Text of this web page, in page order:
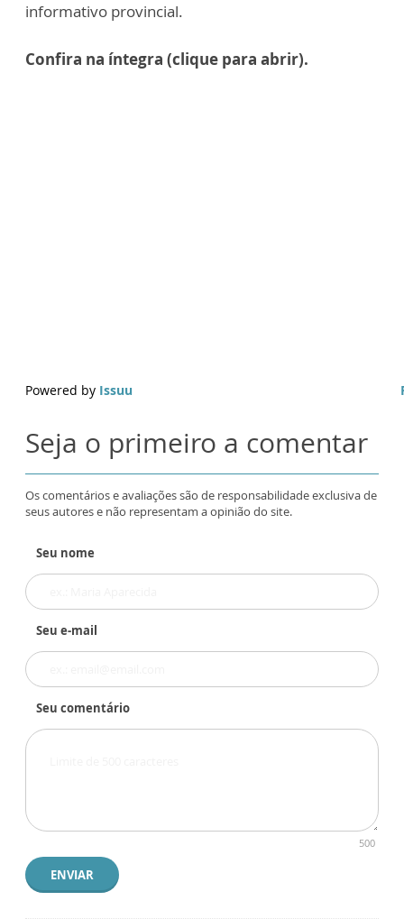
informativo provincial.
Confira na íntegra (clique para abrir).
Powered by Issuu
Seja o primeiro a comentar
Os comentários e avaliações são de responsabilidade exclusiva de
seus autores e não representam a opinião do site.
Seu nome
Seu e-mail
Seu comentário
500
ENVIAR